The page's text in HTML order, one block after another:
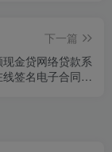
下一篇
金贷网络贷款系
签名电子合同转